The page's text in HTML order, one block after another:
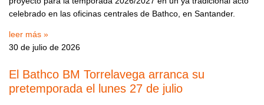
celebrado en las oficinas centrales de Bathco, en Santander.
leer más »
30 de julio de 2026
El Bathco BM Torrelavega arranca su
pretemporada el lunes 27 de julio